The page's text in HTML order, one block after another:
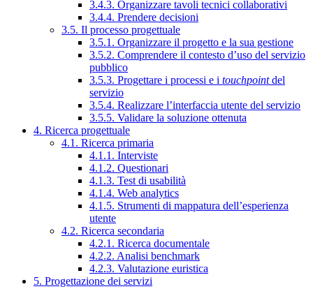
3.4.3. Organizzare tavoli tecnici collaborativi
3.4.4. Prendere decisioni
3.5. Il processo progettuale
3.5.1. Organizzare il progetto e la sua gestione
3.5.2. Comprendere il contesto d’uso del servizio
pubblico
3.5.3. Progettare i processi e i touchpointdel
servizio
3.5.4. Realizzare l’interfaccia utente del servizio
3.5.5. Validare la soluzione ottenuta
4. Ricerca progettuale
4.1. Ricerca primaria
4.1.1. Interviste
4.1.2. Questionari
4.1.3. Test di usabilità
4.1.4. Web analytics
4.1.5. Strumenti di mappatura dell’esperienza
utente
4.2. Ricerca secondaria
4.2.1. Ricerca documentale
4.2.2. Analisi benchmark
4.2.3. Valutazione euristica
5. Progettazione dei servizi